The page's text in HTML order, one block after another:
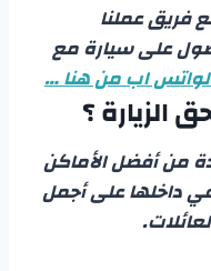
فريق عملنا
على سيارة مع
اب من هنا …
؟
من أفضل الأماكن
داخلها على أجمل